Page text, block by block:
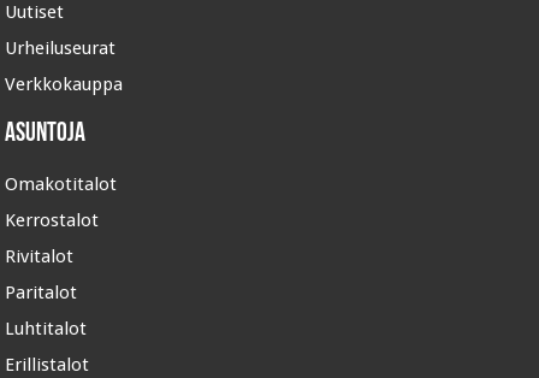
Uutiset
Urheiluseurat
Verkkokauppa
Asuntoja
Omakotitalot
Kerrostalot
Rivitalot
Paritalot
Luhtitalot
Erillistalot